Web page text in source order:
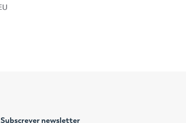
Subscrever newsletter